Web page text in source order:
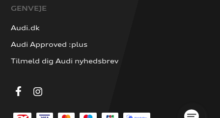
GENVEJE
Audi.dk
Audi Approved :plus
Tilmeld dig Audi nyhedsbrev